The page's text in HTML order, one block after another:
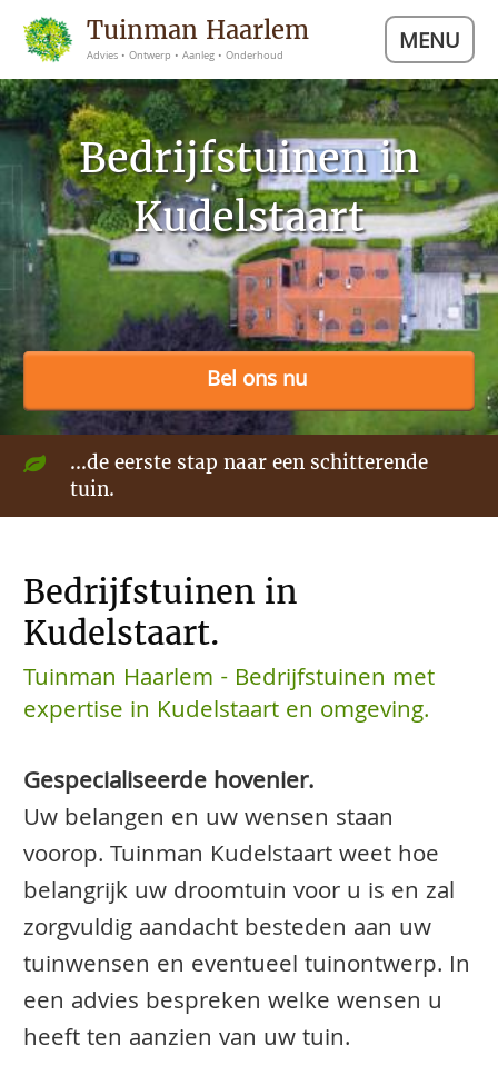
Tuinman Haarlem
Advies • Ontwerp • Aanleg • Onderhoud MENU
Bedrijfstuinen in
Kudelstaart
Bel ons nu
...de eerste stap naar een schitterende
tuin.
Bedrijfstuinen in
Kudelstaart.
Tuinman Haarlem - Bedrijfstuinen met
expertise in Kudelstaart en omgeving.
Gespecialiseerde hovenier.
Uw belangen en uw wensen staan
voorop. Tuinman Kudelstaart weet hoe
belangrijk uw droomtuin voor u is en zal
zorgvuldig aandacht besteden aan uw
tuinwensen en eventueel tuinontwerp. In
een advies bespreken welke wensen u
heeft ten aanzien van uw tuin.